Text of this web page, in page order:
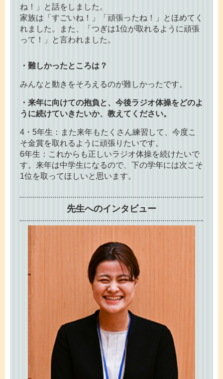
ね！」と話をしました。
家族は「すごいね！」「頑張ったね！」とほめてく
れました。また、「つぎは1位が取れるように頑張
って！」と言われました。
・難しかったところは？
みんなと動きをそろえるのが難しかったです。
・来年に向けての抱負と、今後ラジオ体操をどのよ
うに続けていきたいか、教えてください。
4・5年生：また来年もたくさん練習して、今度こ
そ金賞を取れるように頑張りたいです。
6年生：これからも正しいラジオ体操を続けたいで
す。来年は中学生になるので、下の学年には次こそ
1位を取ってほしいと思います。
先生へのインタビュー